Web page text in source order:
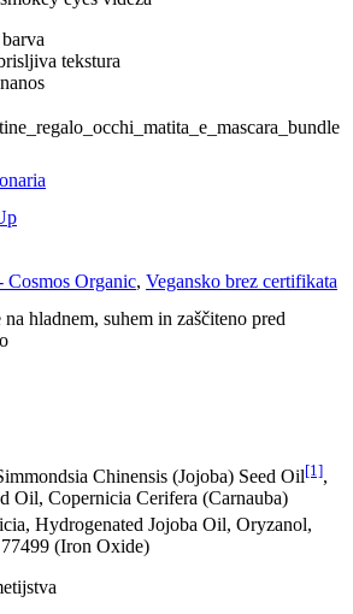
tekstura
Organic, Vegansko brez certifikata
hladnem, suhem in zaščiteno pred
Chinensis (Jojoba) Seed Oil[1],
Oil, Copernicia Cerifera (Carnauba)
Hydrogenated Jojoba Oil, Oryzanol,
(Iron Oxide)